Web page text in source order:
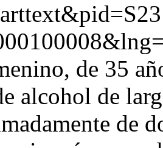
de 35
alcohol de
de